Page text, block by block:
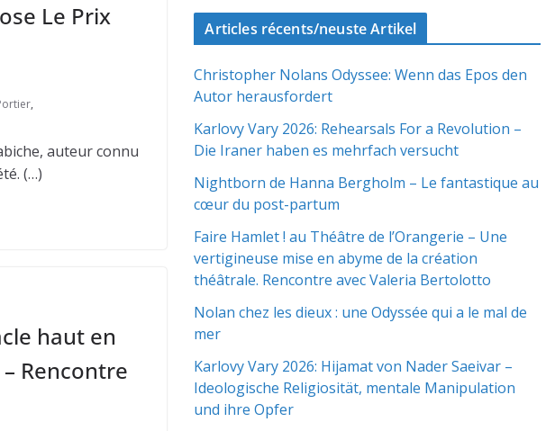
Le Prix
,
auteur connu
(…)
haut en
Rencontre
Articles récents/neuste Artikel
Christopher Nolans Odyssee: Wenn das Epos den
Autor herausfordert
Karlovy Vary 2026: Rehearsals For a Revolution –
Die Iraner haben es mehrfach versucht
Nightborn de Hanna Bergholm – Le fantastique au
cœur du post-partum
Faire Hamlet ! au Théâtre de l’Orangerie – Une
vertigineuse mise en abyme de la création
théâtrale. Rencontre avec Valeria Bertolotto
Nolan chez les dieux : une Odyssée qui a le mal de
mer
Karlovy Vary 2026: Hijamat von Nader Saeivar​​ –
Ideologische Religiosität, mentale Manipulation
und ihre Opfer